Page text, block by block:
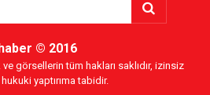
© 2016
görsellerin tüm hakları saklıdır, izinsiz
hukuki yaptırıma tabidir.